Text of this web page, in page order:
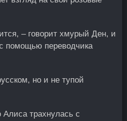
– говорит хмурый Ден, и
помощью переводчика
но и не тупой
трахнулась с